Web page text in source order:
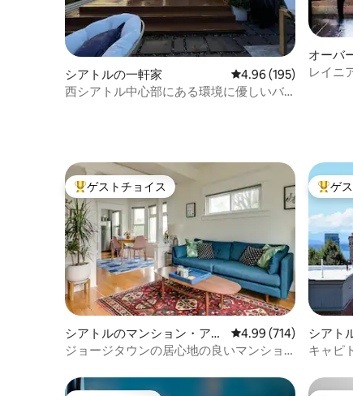
シアトルの一軒家 レビュー195件、5つ
4.96 (195)
西シアトル中心部にある環境に優しいバ
オーバ
家
レイニ
大好評のゲストチョイスです。
ゲストチョイス
シアトルのマンション・アパ
ート
レビュー714件、5つ
4.99 (714)
ジョージタウンの居心地の良いマンショ
大好評
ゲ
シアト
ート
キャピ